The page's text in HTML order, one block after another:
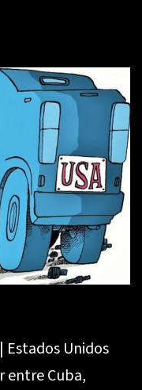
Estados Unidos
entre Cuba,